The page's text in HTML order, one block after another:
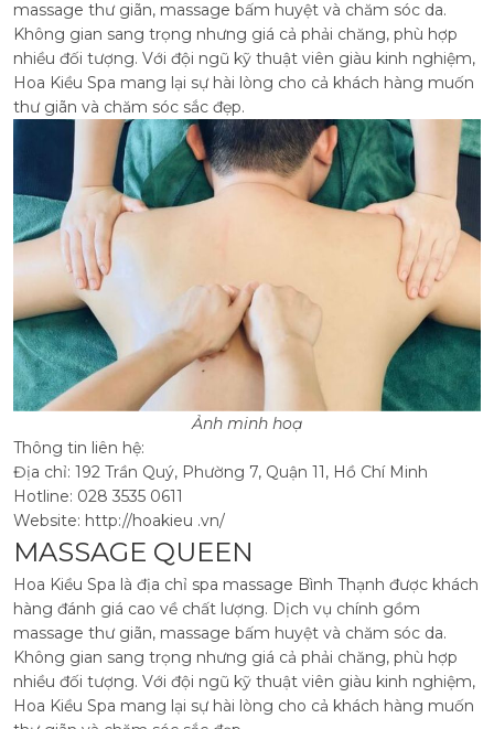
massage thư giãn, massage bấm huyệt và chăm sóc da.
Không gian sang trọng nhưng giá cả phải chăng, phù hợp
nhiều đối tượng. Với đội ngũ kỹ thuật viên giàu kinh nghiệm,
Hoa Kiều Spa mang lại sự hài lòng cho cả khách hàng muốn
thư giãn và chăm sóc sắc đẹp.
Ảnh minh hoạ
Thông tin liên hệ:
Địa chỉ: 192 Trần Quý, Phường 7, Quận 11, Hồ Chí Minh
Hotline: 028 3535 0611
Website: http://hoakieu .vn/
MASSAGE QUEEN
Hoa Kiều Spa là địa chỉ spa massage Bình Thạnh được khách
hàng đánh giá cao về chất lượng. Dịch vụ chính gồm
massage thư giãn, massage bấm huyệt và chăm sóc da.
Không gian sang trọng nhưng giá cả phải chăng, phù hợp
nhiều đối tượng. Với đội ngũ kỹ thuật viên giàu kinh nghiệm,
Hoa Kiều Spa mang lại sự hài lòng cho cả khách hàng muốn